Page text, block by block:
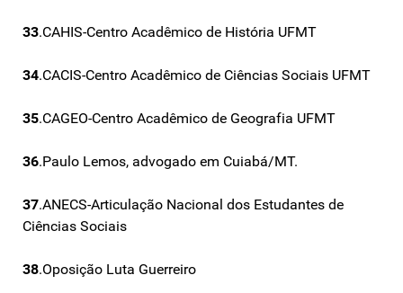
33.CAHIS-Centro Acadêmico de História UFMT
34.CACIS-Centro Acadêmico de Ciências Sociais UFMT
35.CAGEO-Centro Acadêmico de Geografia UFMT
36.Paulo Lemos, advogado em Cuiabá/MT.
37.ANECS-Articulação Nacional dos Estudantes de
Ciências Sociais
38.Oposição Luta Guerreiro